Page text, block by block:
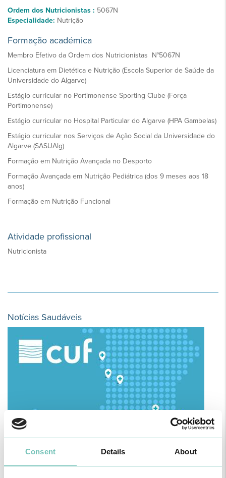
Consent Details About
Ordem dos Nutricionistas : 5067N
Especialidade: Nutrição
Formação académica
Membro Efetivo da Ordem dos Nutricionistas N°5067N
Licenciatura em Dietética e Nutrição (Escola Superior de Saúde da
Universidade do Algarve)
Estágio curricular no Portimonense Sporting Clube (Força
Portimonense)
Estágio curricular no Hospital Particular do Algarve (HPA Gambelas)
Estágio curricular nos Serviços de Ação Social da Universidade do
Algarve (SASUAlg)
Formação em Nutrição Avançada no Desporto
Formação Avançada em Nutrição Pediátrica (dos 9 meses aos 18
anos)
Formação em Nutrição Funcional
Atividade profissional
Nutricionista
Notícias Saudáveis
O GRUPO HPA AGORA É CUF: JUNTOS E CADA VEZ MAIS